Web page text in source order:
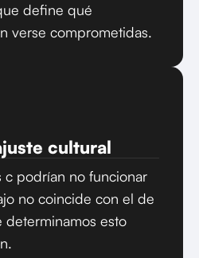
define qué
verse comprometidas.
cultural
c podrían no funcionar
no coincide con el de
esto